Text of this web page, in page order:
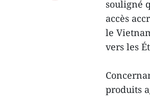
souligné
accès
le
vers les
produits